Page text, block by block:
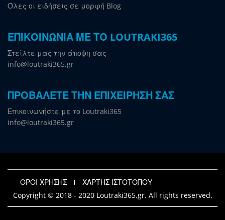
Όλες οι ειδήσεις σε μορφή Blog
ΕΠΙΚΟΙΝΩΝΙΑ ΜΕ ΤΟ LOUTRAKI365
Στείλτε μας την άποψη σας
info@loutraki365.gr
ΠΡΟΒΑΛΕΤΕ ΤΗΝ ΕΠΙΧΕΙΡΗΣΗ ΣΑΣ
Επικοινωνήστε με το Loutraki365
info@loutraki365.gr
ΟΡΟΙ ΧΡΗΣΗΣ
ΧΑΡΤΗΣ ΙΣΤΟΤΟΠΟΥ
Copyright © 2018 - 2020 Loutraki365.gr. All rights reserved.